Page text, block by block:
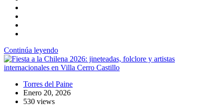
Continúa leyendo
Torres del Paine
Enero 20, 2026
530 views